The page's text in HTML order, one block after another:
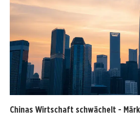
Chinas Wirtschaft schwächelt -